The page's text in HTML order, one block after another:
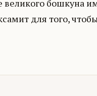
великого бошкуна
для того,